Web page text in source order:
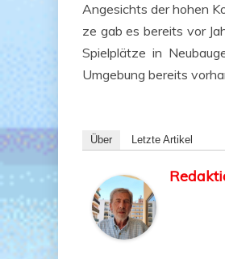
Ange­sichts der hohen
ze gab es bereits vor
Spiel­plät­ze in
Umge­bung bereits
Über Letz­te Artikel